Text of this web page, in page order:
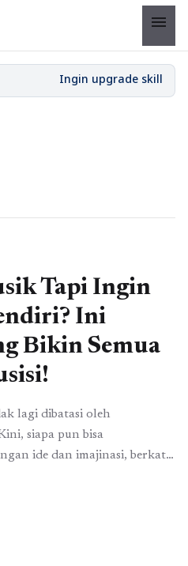
menu
Tapi Ingin
Ini
Bikin Semua
lagi dibatasi oleh
siapa pun bisa
ide dan imajinasi, berkat
ini membuka peluang